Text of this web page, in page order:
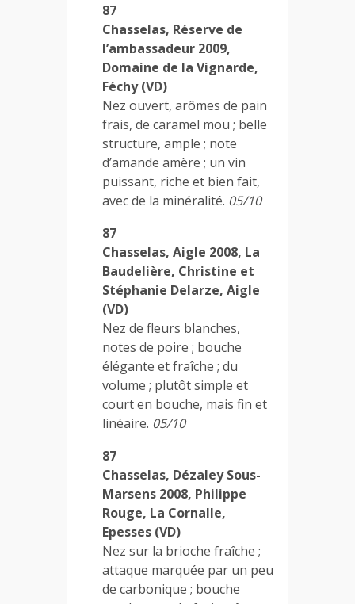
87
Chasselas, Réserve de
l’ambassadeur 2009,
Domaine de la Vignarde,
Féchy (VD)
Nez ouvert, arômes de pain
frais, de caramel mou ; belle
structure, ample ; note
d’amande amère ; un vin
puissant, riche et bien fait,
avec de la minéralité. 05/10
87
Chasselas, Aigle 2008, La
Baudelière, Christine et
Stéphanie Delarze, Aigle
(VD)
Nez de fleurs blanches,
notes de poire ; bouche
élégante et fraîche ; du
volume ; plutôt simple et
court en bouche, mais fin et
linéaire. 05/10
87
Chasselas, Dézaley Sous-
Marsens 2008, Philippe
Rouge, La Cornalle,
Epesses (VD)
Nez sur la brioche fraîche ;
attaque marquée par un peu
de carbonique ; bouche